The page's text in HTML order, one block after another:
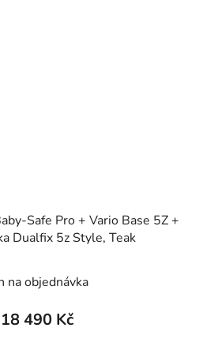
Safe Pro + Vario Base 5Z +
Dualfix 5z Style, Teak
na objednávka
18 490 Kč